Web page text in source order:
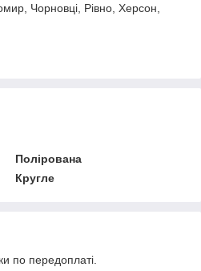
Чорновці, Рівно, Херсон,
Полірована
Кругле
по передоплаті.